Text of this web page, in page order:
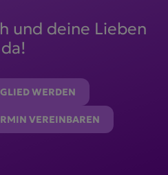
und deine Lieben
da!
WERDEN
VEREINBAREN